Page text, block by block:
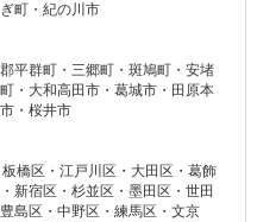
町・紀の川市
平群町・三郷町・斑鳩町・安堵
・大和高田市・葛城市・田原本
・桜井市
橋区・江戸川区・大田区・葛飾
新宿区・杉並区・墨田区・世田
島区・中野区・練馬区・文京